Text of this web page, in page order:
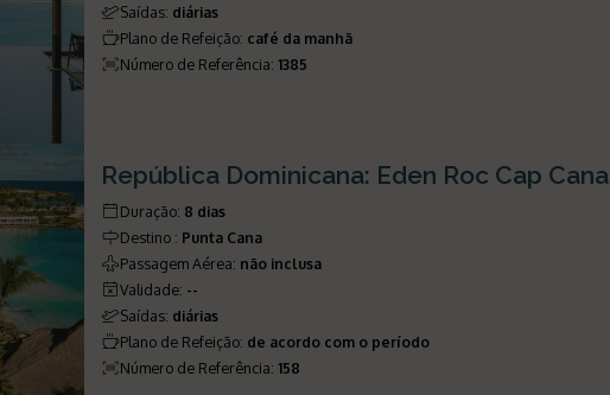
Saídas: diárias
Plano de Refeição: café da manhã
Número de Referência:1385
República Dominicana: Eden Roc Cap Cana
Duração: 8 dias
Destino : Punta Cana
Passagem Aérea: não inclusa
Validade: --
Saídas: diárias
Plano de Refeição: de acordo com o período
Número de Referência:158